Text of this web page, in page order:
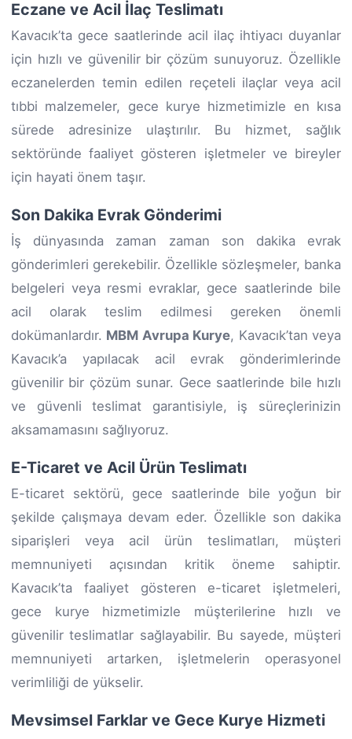
Eczane ve Acil İlaç Teslimatı
Kavacık’ta gece saatlerinde acil ilaç ihtiyacı duyanlar
için hızlı ve güvenilir bir çözüm sunuyoruz. Özellikle
eczanelerden temin edilen reçeteli ilaçlar veya acil
tıbbi malzemeler, gece kurye hizmetimizle en kısa
sürede adresinize ulaştırılır. Bu hizmet, sağlık
sektöründe faaliyet gösteren işletmeler ve bireyler
için hayati önem taşır.
Son Dakika Evrak Gönderimi
İş dünyasında zaman zaman son dakika evrak
gönderimleri gerekebilir. Özellikle sözleşmeler, banka
belgeleri veya resmi evraklar, gece saatlerinde bile
acil olarak teslim edilmesi gereken önemli
dokümanlardır. MBM Avrupa Kurye, Kavacık’tan veya
Kavacık’a yapılacak acil evrak gönderimlerinde
güvenilir bir çözüm sunar. Gece saatlerinde bile hızlı
ve güvenli teslimat garantisiyle, iş süreçlerinizin
aksamamasını sağlıyoruz.
E-Ticaret ve Acil Ürün Teslimatı
E-ticaret sektörü, gece saatlerinde bile yoğun bir
şekilde çalışmaya devam eder. Özellikle son dakika
siparişleri veya acil ürün teslimatları, müşteri
memnuniyeti açısından kritik öneme sahiptir.
Kavacık’ta faaliyet gösteren e-ticaret işletmeleri,
gece kurye hizmetimizle müşterilerine hızlı ve
güvenilir teslimatlar sağlayabilir. Bu sayede, müşteri
memnuniyeti artarken, işletmelerin operasyonel
verimliliği de yükselir.
Mevsimsel Farklar ve Gece Kurye Hizmeti